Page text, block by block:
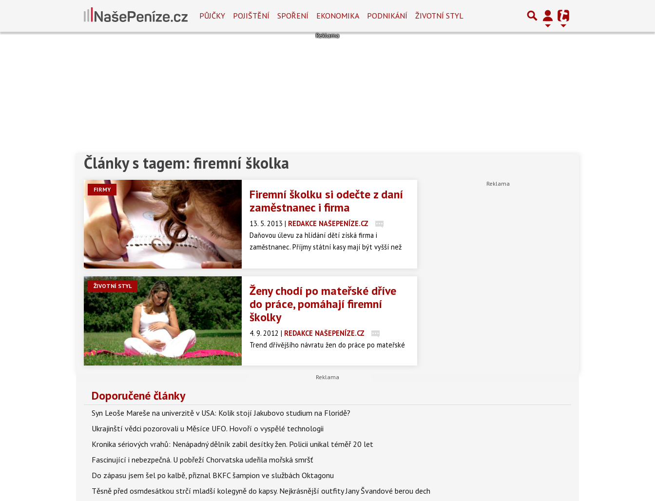
PŮJČKY POJIŠTĚNÍ SPOŘENÍ EKONOMIKA PODNIKÁNÍ ŽIVOTNÍ STYL
Články s tagem: firemní školka
FIRMY
Firemní školku si odečte z daní
zaměstnanec i firma
13. 5. 2013 | REDAKCE NAŠEPENÍZE.CZ
Daňovou úlevu za hlídání dětí získá firma i
zaměstnanec. Příjmy státní kasy mají být vyšší než
ŽIVOTNÍ STYL
Ženy chodí po mateřské dříve
do práce, pomáhají firemní
školky
4. 9. 2012 | REDAKCE NAŠEPENÍZE.CZ
Trend dřívějšího návratu žen do práce po mateřské
firemních školek. Podle v úterý zveřejněných
statistik občanského sdružení Firemní školy jejich
Doporučené články
Syn Leoše Mareše na univerzitě v USA: Kolik stojí Jakubovo studium na Floridě?
Ukrajinští vědci pozorovali u Měsíce UFO. Hovoří o vyspělé technologii
Kronika sériových vrahů: Nenápadný dělník zabil desítky žen. Policii unikal téměř 20 let
Fascinující i nebezpečná. U pobřeží Chorvatska udeřila mořská smršť
Do zápasu jsem šel po kalbě, přiznal BKFC šampion ve službách Oktagonu
Těsně před osmdesátkou strčí mladší kolegyně do kapsy. Nejkrásnější outfity Jany Švandové berou dech